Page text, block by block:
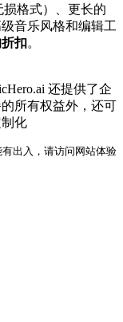
格式）、更长的
音乐风格和编辑工
扣。
还提供了企
所有权益外，还可
化
出入，请访问网站体验